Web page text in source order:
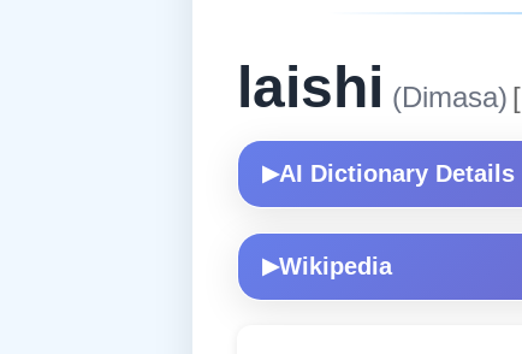
laishi (Dimasa) [
▶AI Dictionary Details
▶Wikipedia